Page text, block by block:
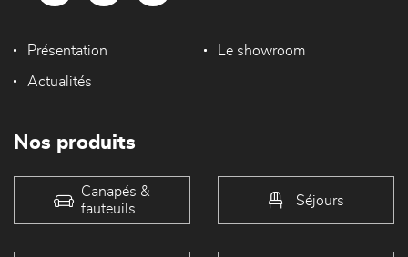
Présentation Le showroom
Actualités
Nos produits
Canapés &
fauteuils
Séjours